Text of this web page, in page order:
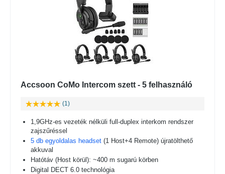
Accsoon CoMo Intercom szett - 5 felhasználó
(1)
1,9GHz-es vezeték nélküli full-duplex interkom rendszer
zajszűréssel
5 db egyoldalas headset (1 Host+4 Remote) újratölthető
akkuval
Hatótáv (Host körül): ~400 m sugarú körben
Digital DECT 6.0 technológia